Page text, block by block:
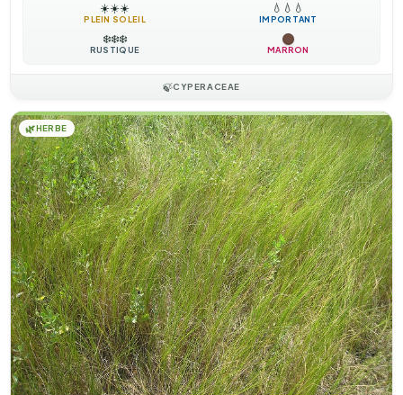
☀️☀️☀️
PLEIN SOLEIL
💧 💧 💧
IMPORTANT
❄️❄️❄️
RUSTIQUE MARRON
🍃CYPERACEAE
🌿HERBE